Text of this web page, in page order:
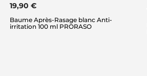
19,90 €
Baume Après-Rasage blanc Anti-
irritation 100 ml PRORASO